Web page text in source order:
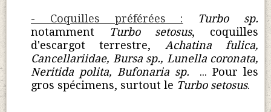
- Coquilles préférées : Turbo sp.
notamment
Turbo setosus, coquilles
d'escargot terrestre, Achatina fulica,
Cancellariidae, Bursa sp., Lunella coronata,
Neritida polita, Bufonaria sp. ... Pour les
gros spécimens, surtout le Turbo setosus.